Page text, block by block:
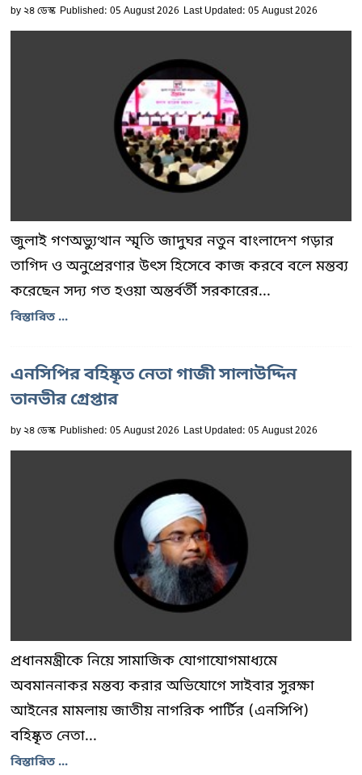
by২৪ ডেস্ক Published: 05 August 2026 Last Updated: 05 August 2026
জুলাই গণঅভ্যুত্থান স্মৃতি জাদুঘর নতুন বাংলাদেশ গড়ার
তাগিদ ও অনুপ্রেরণার উৎস হিসেবে কাজ করবে বলে মন্তব্য
করেছেন সদ্য গত হওয়া অন্তর্বর্তী সরকারের...
বিস্তারিত ...
এনসিপির বহিষ্কৃত নেতা গাজী সালাউদ্দিন
তানভীর গ্রেপ্তার
by২৪ ডেস্ক Published: 05 August 2026 Last Updated: 05 August 2026
প্রধানমন্ত্রীকে নিয়ে সামাজিক যোগাযোগমাধ্যমে
অবমাননাকর মন্তব্য করার অভিযোগে সাইবার সুরক্ষা
আইনের মামলায় জাতীয় নাগরিক পার্টির (এনসিপি)
বহিষ্কৃত নেতা...
বিস্তারিত ...